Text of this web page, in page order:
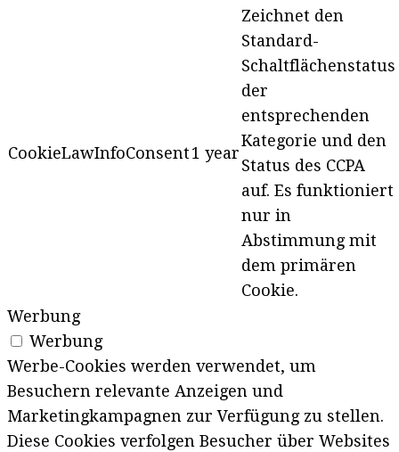
CookieLawInfoConsent1 year
Zeichnet den
Standard-
Schaltflächenstatus
der
entsprechenden
Kategorie und den
Status des CCPA
auf. Es funktioniert
nur in
Abstimmung mit
dem primären
Cookie.
Werbung
Werbung
Werbe-Cookies werden verwendet, um
Besuchern relevante Anzeigen und
Marketingkampagnen zur Verfügung zu stellen.
Diese Cookies verfolgen Besucher über Websites